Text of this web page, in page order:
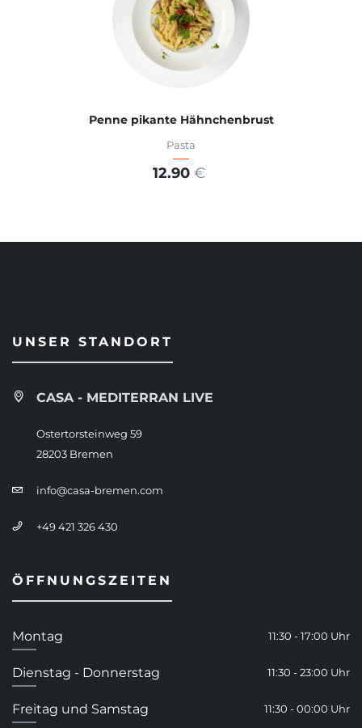
Penne pikante Hähnchenbrust
Pasta
12.90 €
UNSER STANDORT
CASA - MEDITERRAN LIVE
Ostertorsteinweg 59
28203 Bremen
info@casa-bremen.com
+49 421 326 430
ÖFFNUNGSZEITEN
Montag 11:30 - 17:00 Uhr
Dienstag - Donnerstag 11:30 - 23:00 Uhr
Freitag und Samstag 11:30 - 00:00 Uhr